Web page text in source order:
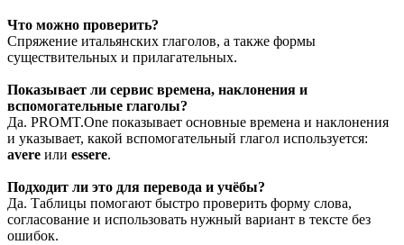
Что можно проверить?
Спряжение итальянских глаголов, а также формы
существительных и прилагательных.
Показывает ли сервис времена, наклонения и
вспомогательные глаголы?
Да. PROMT.One показывает основные времена и наклонения
и указывает, какой вспомогательный глагол используется:
avere или essere.
Подходит ли это для перевода и учёбы?
Да. Таблицы помогают быстро проверить форму слова,
согласование и использовать нужный вариант в тексте без
ошибок.